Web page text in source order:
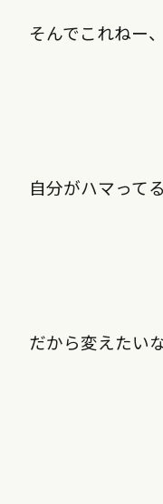
そんでこれねー
自分がハマって
だから変えたい